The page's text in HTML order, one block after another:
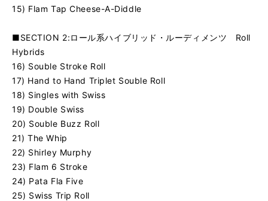
15) Flam Tap Cheese-A-Diddle
■SECTION 2:ロール系ハイブリッド・ルーディメンツ Roll
Hybrids
16) Souble Stroke Roll
17) Hand to Hand Triplet Souble Roll
18) Singles with Swiss
19) Double Swiss
20) Souble Buzz Roll
21) The Whip
22) Shirley Murphy
23) Flam 6 Stroke
24) Pata Fla Five
25) Swiss Trip Roll